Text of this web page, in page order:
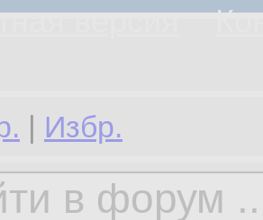
версия
| Избр.